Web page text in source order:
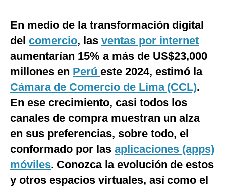
Mix
G de Gestión
Notas Contratadas
Podcast
Gestión TV
Videos
Fotogalerías
En medio de la transformación digital
del comercio, las ventas por internet
aumentarían 15% a más de US$23,000
millones en Perú este 2024, estimó la
Cámara de Comercio de Lima (CCL).
En ese crecimiento, casi todos los
canales de compra muestran un alza
en sus preferencias, sobre todo, el
conformado por las aplicaciones (apps)
móviles. Conozca la evolución de estos
y otros espacios virtuales, así como el